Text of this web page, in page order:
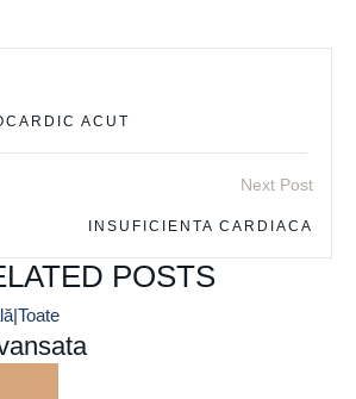
ACUT
Next Post
INSUFICIENTA CARDIACA
POSTS